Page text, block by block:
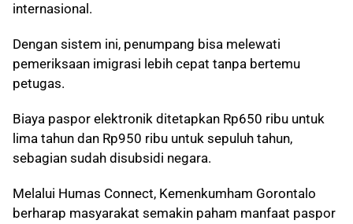
internasional.
Dengan sistem ini, penumpang bisa melewati
pemeriksaan imigrasi lebih cepat tanpa bertemu
petugas.
Biaya paspor elektronik ditetapkan Rp650 ribu untuk
lima tahun dan Rp950 ribu untuk sepuluh tahun,
sebagian sudah disubsidi negara.
Melalui Humas Connect, Kemenkumham Gorontalo
berharap masyarakat semakin paham manfaat paspor